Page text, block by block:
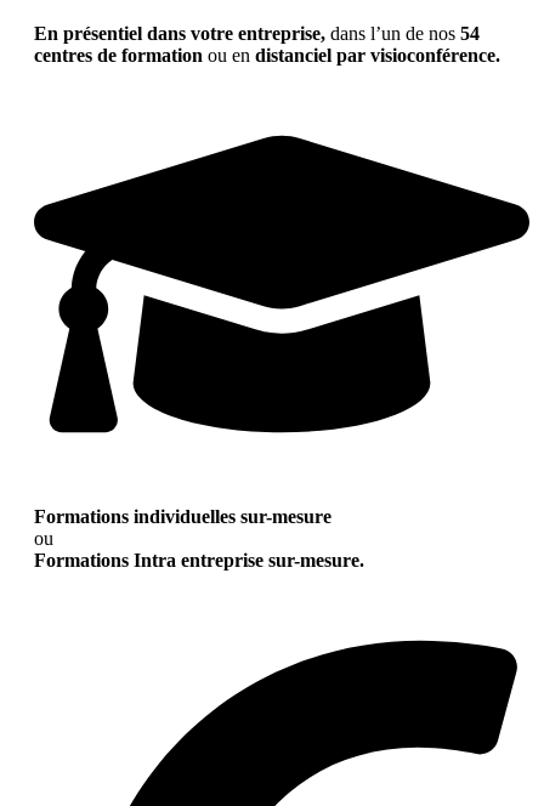
En présentiel dans votre entreprise, dans l’un de nos 54
centres de formation ou en distanciel par visioconférence.
Formations individuelles sur-mesure
ou
Formations Intra entreprise sur-mesure.